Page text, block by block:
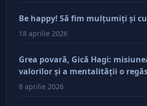
Be happy! Să fim mulţumiţi şi
18 aprilie 2026
Grea povară, Gică Hagi:
valorilor şi a mentalităţii o
antreprenorii care vor să-și lase
afacerile
8 aprilie 2026